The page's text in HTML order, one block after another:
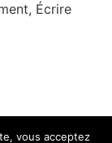
Écrire
vous acceptez